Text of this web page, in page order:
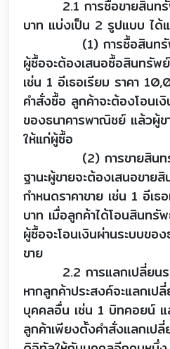
2.1 การซื้อขายสินทรั
บาท แบ่งเป็น 2 รูปแบบ ได้
(1) การซื้อสินทรัพย์
ผู้ซื้อจะต้องเสนอซื้อสินทรัพ
เช่น 1 อีเธอเรียม ราคา
คำสั่งซื้อ ลูกค้าจะต้องโอนเ
ของธนาคารพาณิชย์ แล้วผู้
ให้แก่ผู้ซื้อ
(2) การขายสินทรัพ
ฐานะผู้ขายจะต้องเสนอขา
กำหนดราคาขาย เช่น 1 อีเ
บาท เมื่อลูกค้าได้โอนสินท
ผู้ซื้อจะโอนเงินผ่านระบบขอ
ขาย
2.2 การแลกเปลี่ยนร
หากลูกค้าประสงค์จะแลกเ
บุคคลอื่น เช่น 1 บิทคอยน์
ลูกค้าเพียงตั้งคำสั่งแลกเป